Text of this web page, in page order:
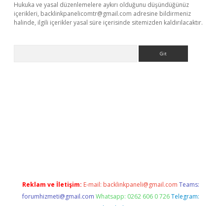
Hukuka ve yasal düzenlemelere aykırı olduğunu düşündüğünüz
içerikleri, backlinkpanelicomtr@gmail.com adresine bildirmeniz
halinde, ilgili içerikler yasal süre içerisinde sitemizden kaldırılacaktır.
Reklam ve İletişim: E-mail: backlinkpaneli@gmail.com Teams:
forumhizmeti@gmail.com Whatsapp: 0262 606 0 726 Telegram: